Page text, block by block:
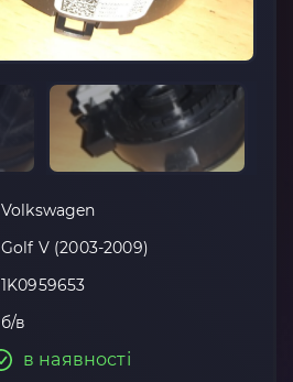
Volkswagen
Golf V (2003-2009)
1K0959653
б/в
в наявності